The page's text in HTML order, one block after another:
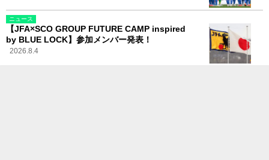
ニュース
【JFA×SCO GROUP FUTURE CAMP inspired
by BLUE LOCK】参加メンバー発表！
2026.8.4